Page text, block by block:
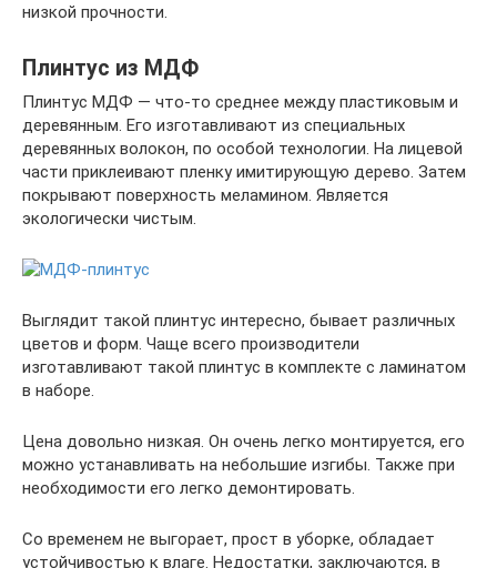
низкой прочности.
Плинтус из МДФ
Плинтус МДФ — что-то среднее между пластиковым и
деревянным. Его изготавливают из специальных
деревянных волокон, по особой технологии. На лицевой
части приклеивают пленку имитирующую дерево. Затем
покрывают поверхность меламином. Является
экологически чистым.
Выглядит такой плинтус интересно, бывает различных
цветов и форм. Чаще всего производители
изготавливают такой плинтус в комплекте с ламинатом
в наборе.
Цена довольно низкая. Он очень легко монтируется, его
можно устанавливать на небольшие изгибы. Также при
необходимости его легко демонтировать.
Со временем не выгорает, прост в уборке, обладает
устойчивостью к влаге. Недостатки, заключаются, в